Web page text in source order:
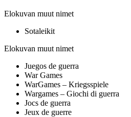
Elokuvan muut nimet
Sotaleikit
Elokuvan muut nimet
Juegos de guerra
War Games
WarGames – Kriegsspiele
Wargames – Giochi di guerra
Jocs de guerra
Jeux de guerre